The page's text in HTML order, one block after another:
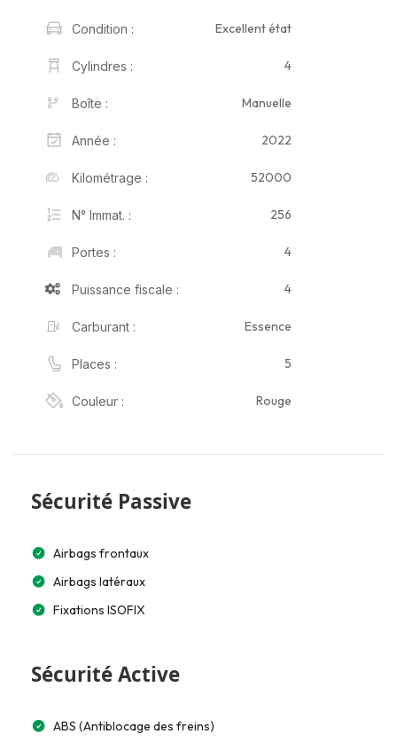
Condition : Excellent état
Cylindres : 4
Boîte : Manuelle
Année : 2022
Kilométrage : 52000
N° Immat. : 256
Portes : 4
Puissance fiscale : 4
Carburant : Essence
Places : 5
Couleur : Rouge
Sécurité Passive
Airbags frontaux
Airbags latéraux
Fixations ISOFIX
Sécurité Active
ABS (Antiblocage des freins)